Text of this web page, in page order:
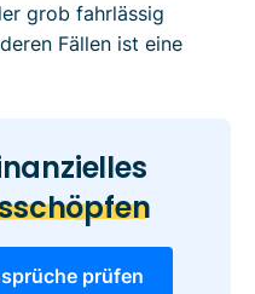
grob fahrlässig
Fällen ist eine
prüfen